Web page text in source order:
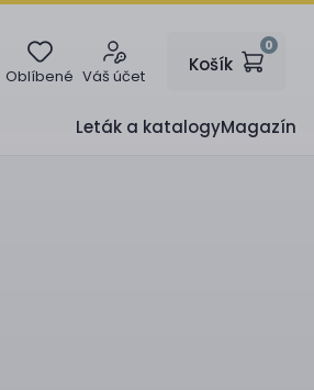
Oblíbené Váš účet
Košík
0
Leták a katalogyMagazín